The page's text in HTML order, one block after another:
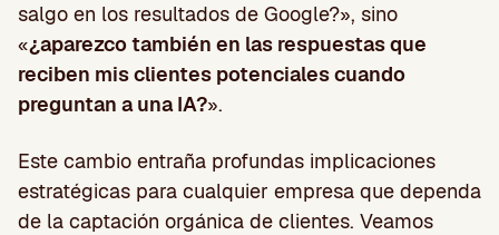
salgo en los resultados de Google?», sino
«¿aparezco también en las respuestas que
reciben mis clientes potenciales cuando
preguntan a una IA?».
Este cambio entraña profundas implicaciones
estratégicas para cualquier empresa que dependa
de la captación orgánica de clientes. Veamos